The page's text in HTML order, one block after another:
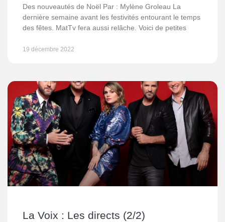
Des nouveautés de Noël Par : Mylène Groleau La
dernière semaine avant les festivités entourant le temps
des fêtes. MatTv fera aussi relâche. Voici de petites
19 décembre 2022
La Voix : Les directs (2/2)